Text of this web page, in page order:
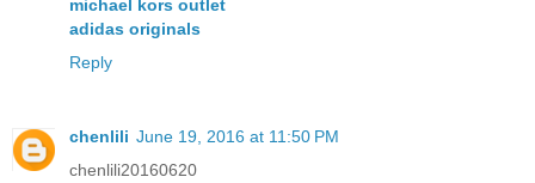
michael kors outlet
adidas originals
Reply
chenlili June 19, 2016 at 11:50 PM
chenlili20160620